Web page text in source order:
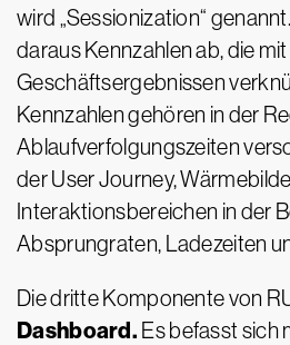
wird „Sessionization“
daraus Kennzahlen ab, die
Geschäftsergebnissen
Kennzahlen gehören in der
Ablaufverfolgungszeiten
der User Journey,
Interaktionsbereichen in der
Absprungraten, Ladezeiten
Die dritte Komponente von
Dashboard. Es befasst sich